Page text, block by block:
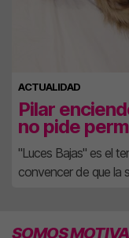
ACTUALIDAD
Pilar
no pide
"Luces Bajas" es el
convencer de que la
SOMOS MOTIVA